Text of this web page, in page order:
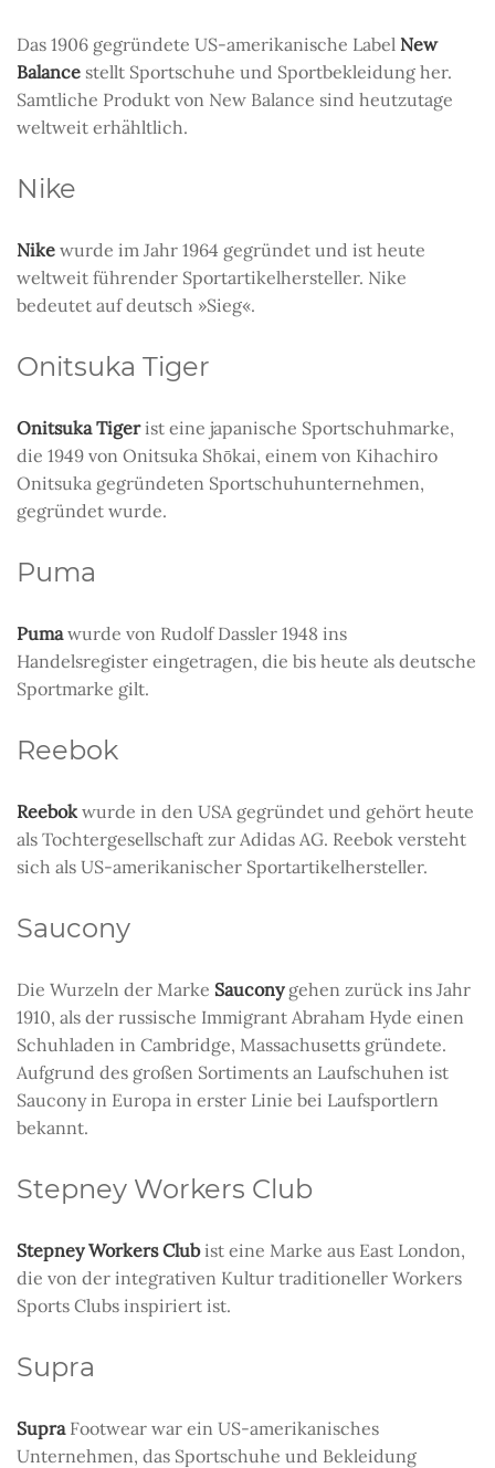
Das 1906 gegründete US-amerikanische Label New
Balance stellt Sportschuhe und Sportbekleidung her.
Samtliche Produkt von New Balance sind heutzutage
weltweit erhähltlich.
Nike
Nike wurde im Jahr 1964 gegründet und ist heute
weltweit führender Sportartikelhersteller. Nike
bedeutet auf deutsch »Sieg«.
Onitsuka Tiger
Onitsuka Tigerist eine japanische Sportschuhmarke,
die 1949 von Onitsuka Shōkai, einem von Kihachiro
Onitsuka gegründeten Sportschuhunternehmen,
gegründet wurde.
Puma
Pumawurde von Rudolf Dassler 1948 ins
Handelsregister eingetragen, die bis heute als deutsche
Sportmarke gilt.
Reebok
Reebokwurde in den USA gegründet und gehört heute
als Tochtergesellschaft zur Adidas AG. Reebok versteht
sich als US-amerikanischer Sportartikelhersteller.
Saucony
Die Wurzeln der Marke Sauconygehen zurück ins Jahr
1910, als der russische Immigrant Abraham Hyde einen
Schuhladen in Cambridge, Massachusetts gründete.
Aufgrund des großen Sortiments an Laufschuhen ist
Saucony in Europa in erster Linie bei Laufsportlern
bekannt.
Stepney Workers Club
Stepney Workers Clubist eine Marke aus East London,
die von der integrativen Kultur traditioneller Workers
Sports Clubs inspiriert ist.
Supra
SupraFootwear war ein US-amerikanisches
Unternehmen, das Sportschuhe und Bekleidung